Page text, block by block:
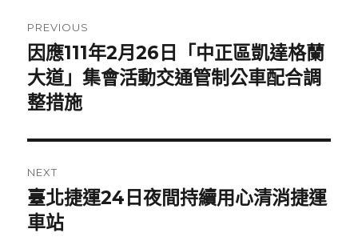
navigation
PREVIOUS
Previous
post:
因應111年2月26日「中正區凱達格蘭
大道」集會活動交通管制公車配合調
整措施
NEXT
Next
post:
臺北捷運24日夜間持續用心清消捷運
車站